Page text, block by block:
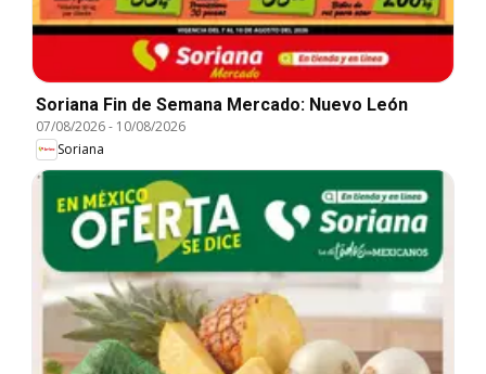
Soriana Fin de Semana Mercado: Nuevo León
07/08/2026- 10/08/2026
Soriana